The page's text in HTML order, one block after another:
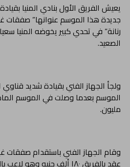
يعيش الفريق الأول بنادي المنيا
جديدة هذا الموسم عنوانها” صفقات
رنانة” في تحدي كبير يخوضه المنيا
الصعيد.
ولجأ الجهاز الفني بقيادة شديد
مليون.
وقام الجهاز الفني باستقدام صفقات
عقد بالفريق ١٨٠ ألف جنيه